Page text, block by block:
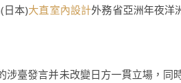
日本)大直室內設計外務省亞洲年夜洋
涉臺發言并未改變日方一貫立場，同